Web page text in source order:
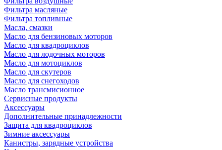
Фильтра масляные
Фильтра топливные
Масла, смазки
Масло для бензиновых моторов
Масло для квадроциклов
Масло для лодочных моторов
Масло для мотоциклов
Масло для скутеров
Масло для снегоходов
Масло трансмисионное
Сервисные продукты
Аксессуары
Дополнительные принадлежности
Защита для квадроциклов
Зимние аксессуары
Канистры, зарядные устройства